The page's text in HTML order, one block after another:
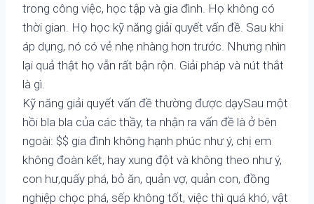
trong công việc, học tập và gia đình. Họ không có
thời gian. Họ học kỹ năng giải quyết vấn đề. Sau khi
áp dụng, nó có vẻ nhẹ nhàng hơn trước. Nhưng nhìn
lại quả thật họ vẫn rất bận rộn. Giải pháp và nút thắt
là gì.
Kỹ năng giải quyết vấn đề thường được dạySau một
hồi bla bla của các thầy, ta nhận ra vấn đề là ở bên
ngoài: $$ gia đình không hạnh phúc như ý, chị em
không đoàn kết, hay xung đột và không theo như ý,
con hư,quấy phá, bỏ ăn, quản vợ, quản con, đồng
nghiệp chọc phá, sếp không tốt, việc thì quá khó, vật